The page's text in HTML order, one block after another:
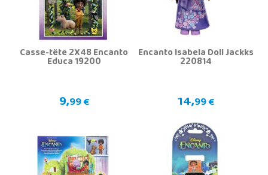
Casse-tête 2X48 Encanto
Educa 19200
9,99 €
Encanto Isabela Doll Jackks
220814
14,99 €